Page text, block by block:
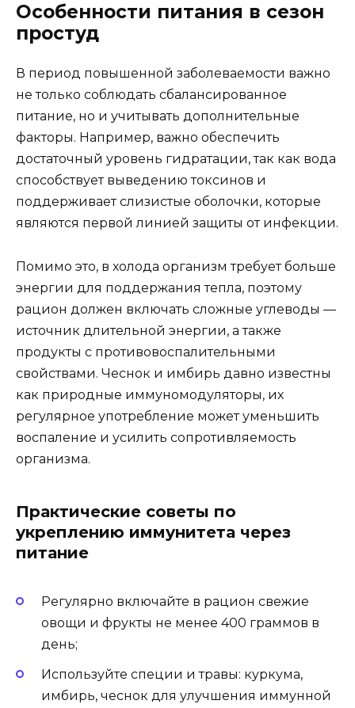
Особенности питания в сезон
простуд
В период повышенной заболеваемости важно
не только соблюдать сбалансированное
питание, но и учитывать дополнительные
факторы. Например, важно обеспечить
достаточный уровень гидратации, так как вода
способствует выведению токсинов и
поддерживает слизистые оболочки, которые
являются первой линией защиты от инфекции.
Помимо это, в холода организм требует больше
энергии для поддержания тепла, поэтому
рацион должен включать сложные углеводы —
источник длительной энергии, а также
продукты с противовоспалительными
свойствами. Чеснок и имбирь давно известны
как природные иммуномодуляторы, их
регулярное употребление может уменьшить
воспаление и усилить сопротивляемость
организма.
Практические советы по
укреплению иммунитета через
питание
Регулярно включайте в рацион свежие
овощи и фрукты не менее 400 граммов в
день;
Используйте специи и травы: куркума,
имбирь, чеснок для улучшения иммунной